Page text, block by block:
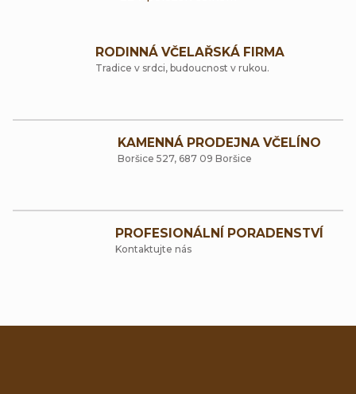
l
á
a
c
r
v
v
n
RODINNÁ VČELAŘSKÁ FIRMA
Tradice v srdci, budoucnost v rukou.
KAMENNÁ PRODEJNA VČELÍNO
Boršice 527, 687 09 Boršice
PROFESIONÁLNÍ PORADENSTVÍ
Kontaktujte nás